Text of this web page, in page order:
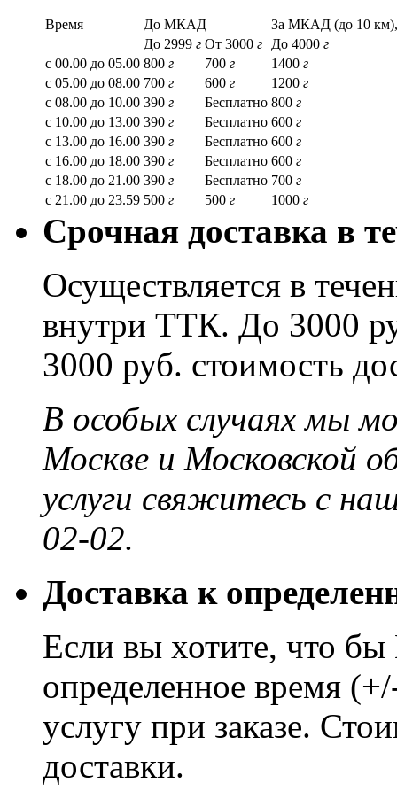
Время До МКАД
За МКАД (до 10
До 2999 г От 3000 г До 4000 г
с 00.00 до 05.00 800 г 700 г 1400 г
с 05.00 до 08.00 700 г 600 г 1200 г
с 08.00 до 10.00 390 г Бесплатно 800 г
с 10.00 до 13.00 390 г Бесплатно 600 г
с 13.00 до 16.00 390 г Бесплатно 600 г
с 16.00 до 18.00 390 г Бесплатно 600 г
с 18.00 до 21.00 390 г Бесплатно 700 г
с 21.00 до 23.59 500 г 500 г 1000 г
Срочная доставка в
Осуществляется в
внутри ТТК. До 3000
3000 руб. стоимость
В особых случаях мы
Москве и Московской
услуги свяжитесь с
02-02.
Доставка к
Если вы хотите, что
определенное время
услугу при заказе.
доставки.